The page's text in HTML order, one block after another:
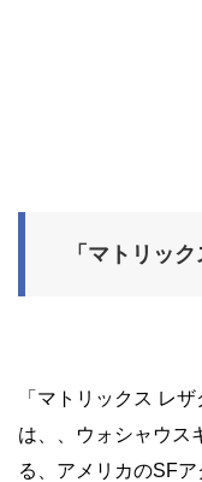
「マトリッ
「マトリックス レ
は、、ウォシャウス
る、アメリカのSFア